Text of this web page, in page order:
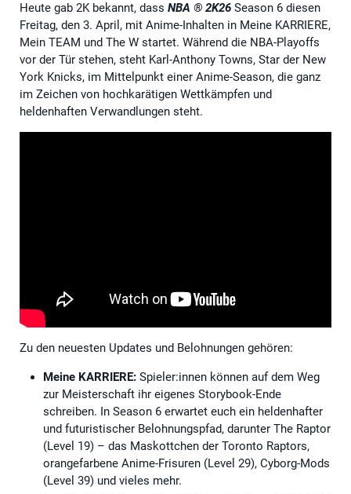
Heute gab 2K bekannt, dass NBA ® 2K26 Season 6 diesen
Freitag, den 3. April, mit Anime-Inhalten in Meine KARRIERE,
Mein TEAM und The W startet. Während die NBA-Playoffs
vor der Tür stehen, steht Karl-Anthony Towns, Star der New
York Knicks, im Mittelpunkt einer Anime-Season, die ganz
im Zeichen von hochkarätigen Wettkämpfen und
heldenhaften Verwandlungen steht.
Zu den neuesten Updates und Belohnungen gehören:
Meine KARRIERE: Spieler:innen können auf dem Weg
zur Meisterschaft ihr eigenes Storybook-Ende
schreiben. In Season 6 erwartet euch ein heldenhafter
und futuristischer Belohnungspfad, darunter The Raptor
(Level 19) – das Maskottchen der Toronto Raptors,
orangefarbene Anime-Frisuren (Level 29), Cyborg-Mods
(Level 39) und vieles mehr.